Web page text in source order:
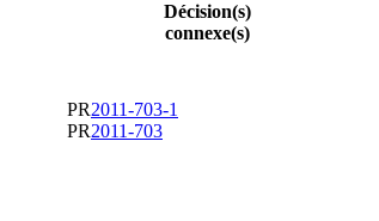
Décision(s)
connexe(s)
PR2011-703-1
PR2011-703